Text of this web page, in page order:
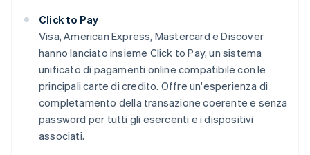
Click to Pay
Visa, American Express, Mastercard e Discover
hanno lanciato insieme Click to Pay, un sistema
unificato di pagamenti online compatibile con le
principali carte di credito. Offre un'esperienza di
completamento della transazione coerente e senza
password per tutti gli esercenti e i dispositivi
associati.